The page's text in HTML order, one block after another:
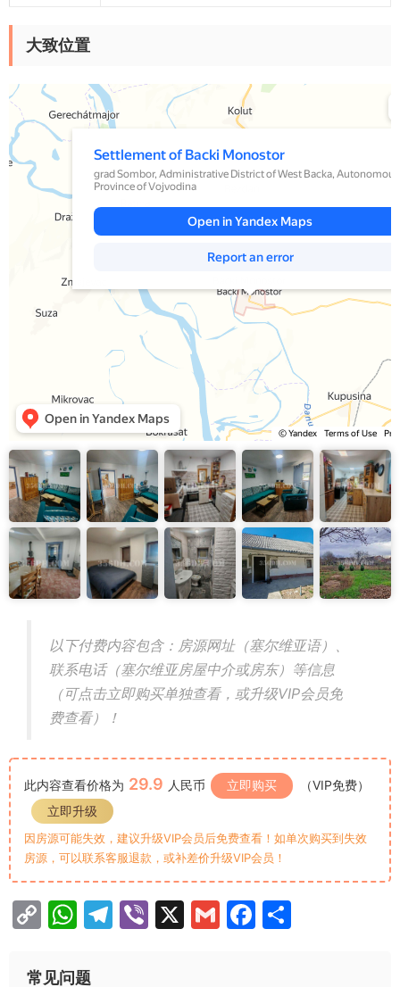
大致位置
Yandex Maps
Settlement of Backi Monostor — Yandex Maps
以下付费内容包含：房源网址（塞尔维亚语）、
联系电话（塞尔维亚房屋中介或房东）等信息
（可点击立即购买单独查看，或升级VIP会员免
费查看）！
此内容查看价格为 29.9 人民币 立即购买
（VIP免费）
立即升级
因房源可能失效，建议升级VIP会员后免费查看！如单次购买到失效
房源，可以联系客服退款，或补差价升级VIP会员！
C
p
W
at
T
Vi X
G
F
常见问题